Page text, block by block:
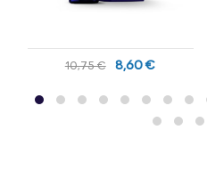
10,75 € 8,60 €